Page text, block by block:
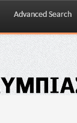
Advanced Search